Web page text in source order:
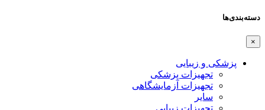
دسته‌بندی‌ها
×
پزشکی و زیبایی
تجهیزات پزشکی
تجهیزات آزمایشگاهی
سایر